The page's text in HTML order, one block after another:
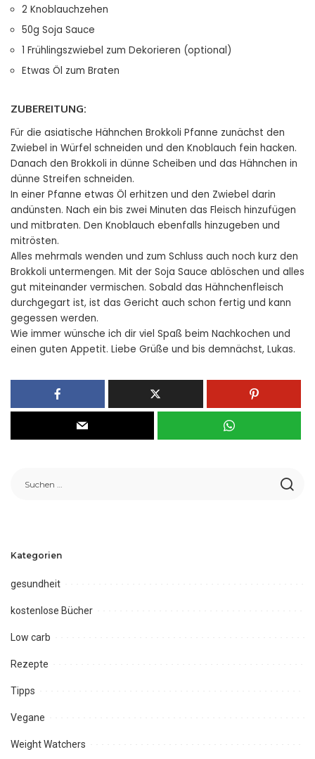
2 Knoblauchzehen
50g Soja Sauce
1 Frühlingszwiebel zum Dekorieren (optional)
Etwas Öl zum Braten
ZUBEREITUNG:
Für die asiatische Hähnchen Brokkoli Pfanne zunächst den
Zwiebel in Würfel schneiden und den Knoblauch fein hacken.
Danach den Brokkoli in dünne Scheiben und das Hähnchen in
dünne Streifen schneiden.
In einer Pfanne etwas Öl erhitzen und den Zwiebel darin
andünsten. Nach ein bis zwei Minuten das Fleisch hinzufügen
und mitbraten. Den Knoblauch ebenfalls hinzugeben und
mitrösten.
Alles mehrmals wenden und zum Schluss auch noch kurz den
Brokkoli untermengen. Mit der Soja Sauce ablöschen und alles
gut miteinander vermischen. Sobald das Hähnchenfleisch
durchgegart ist, ist das Gericht auch schon fertig und kann
gegessen werden.
Wie immer wünsche ich dir viel Spaß beim Nachkochen und
einen guten Appetit. Liebe Grüße und bis demnächst, Lukas.
Kategorien
gesundheit
kostenlose Bücher
Low carb
Rezepte
Tipps
Vegane
Weight Watchers